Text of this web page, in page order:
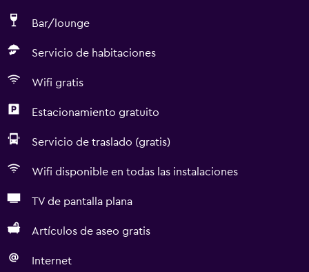
Bar/lounge
Servicio de habitaciones
Wifi gratis
Estacionamiento gratuito
Servicio de traslado (gratis)
Wifi disponible en todas las instalaciones
TV de pantalla plana
Artículos de aseo gratis
Internet